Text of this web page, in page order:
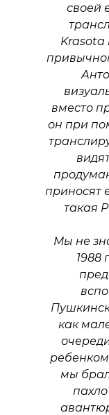
своей
Krasota
вместо
он при
приносят
такая
Мы не
1988
как
мы